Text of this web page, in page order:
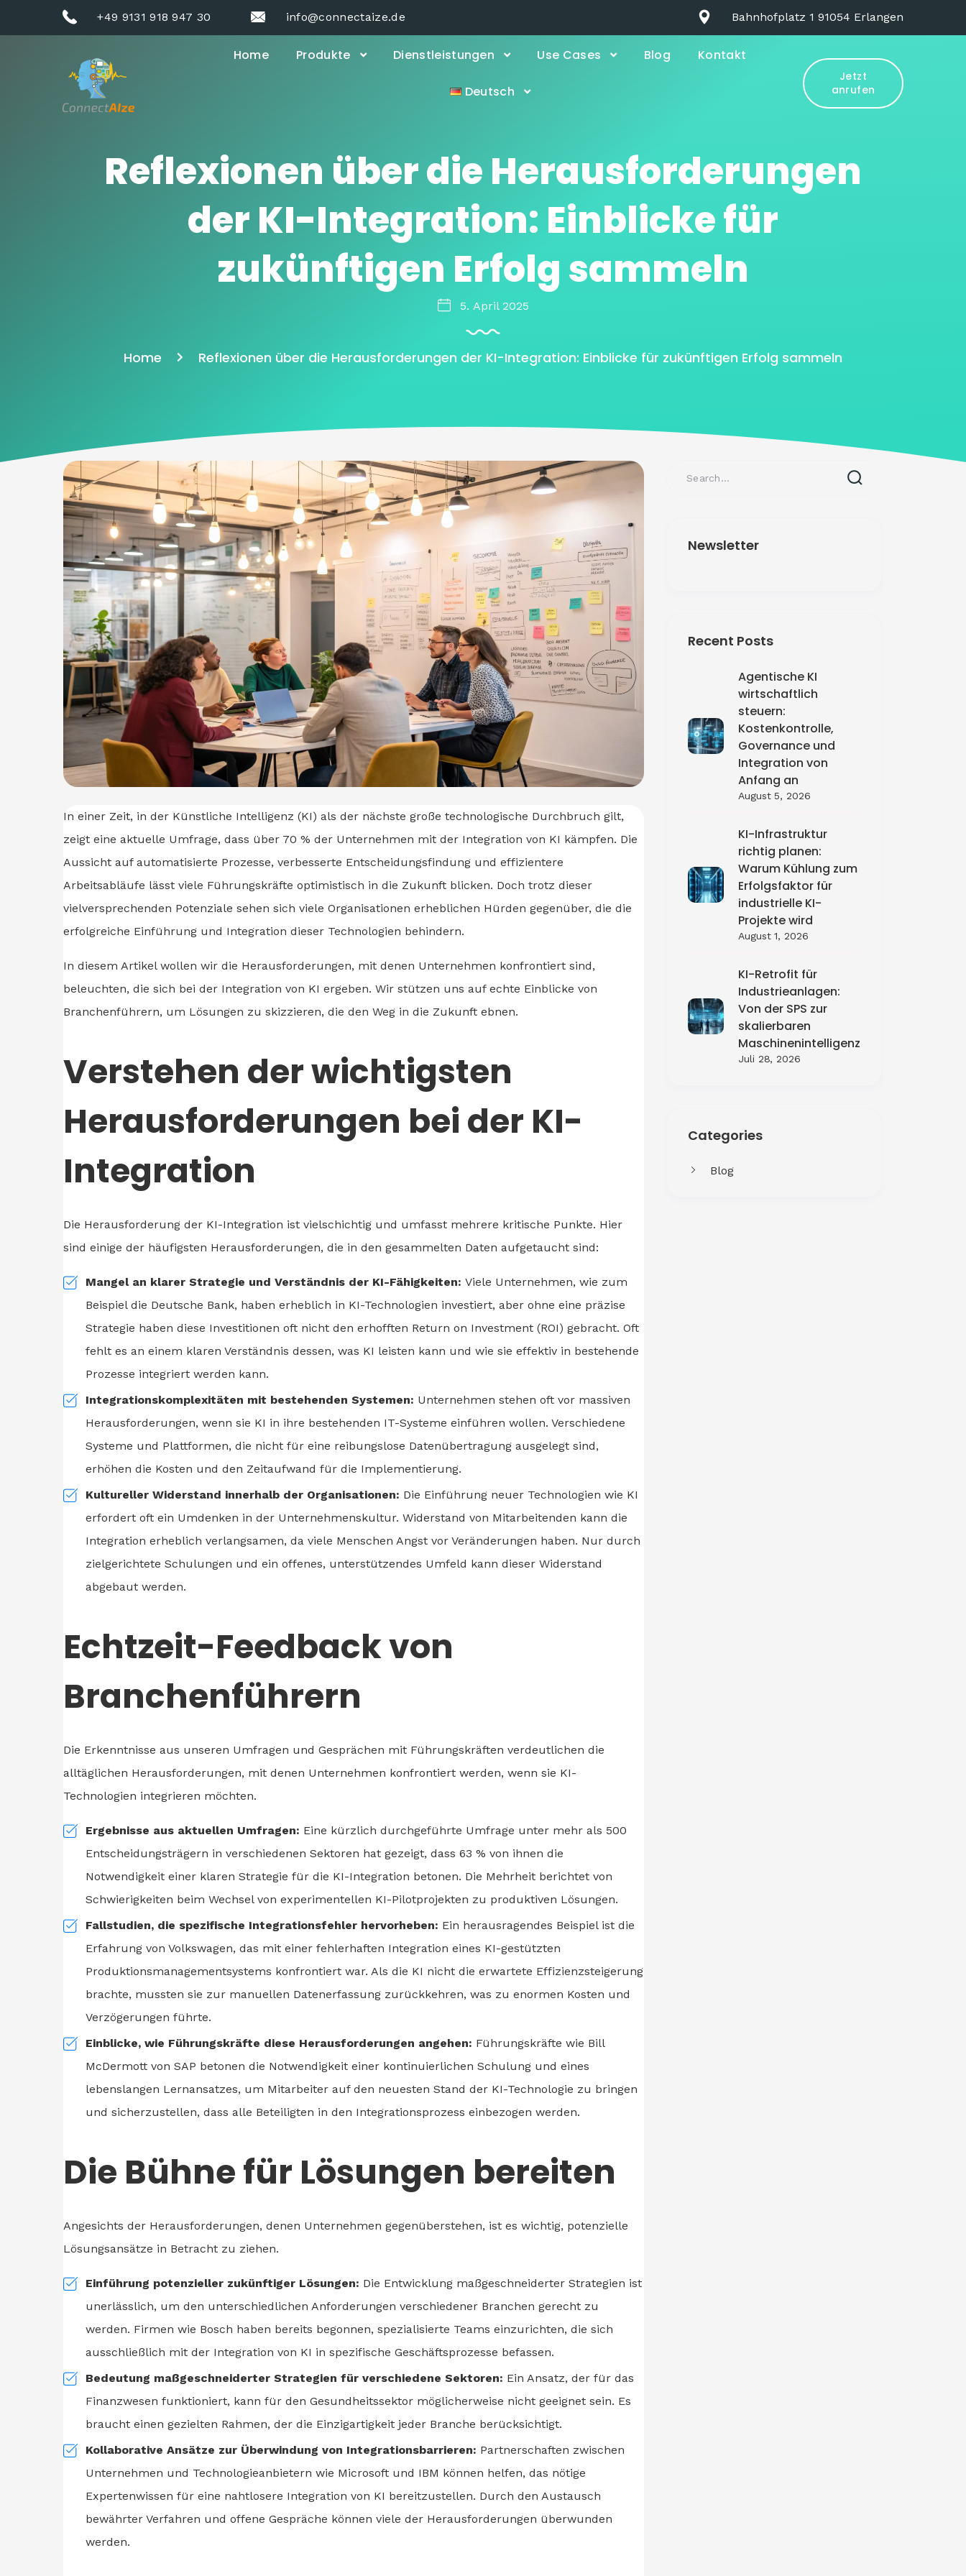
+49 9131 918 947 30 info@connectaize.de Bahnhofplatz 1 91054 Erlangen
Home Produkte Dienstleistungen Use Cases Blog Kontakt
Deutsch
Jetzt
anrufen
Reflexionen über die Herausforderungen
der KI-Integration: Einblicke für
zukünftigen Erfolg sammeln
5. April 2025
Home Reflexionen über die Herausforderungen der KI-Integration: Einblicke für zukünftigen Erfolg sammeln
Newsletter
Recent Posts
Agentische KI
wirtschaftlich
steuern:
Kostenkontrolle,
Governance und
Integration von
Anfang an
August 5, 2026
KI-Infrastruktur
richtig planen:
Warum Kühlung zum
Erfolgsfaktor für
industrielle KI-
Projekte wird
August 1, 2026
KI-Retrofit für
Industrieanlagen:
Von der SPS zur
skalierbaren
Maschinenintelligenz
Juli 28, 2026
Categories
Blog
In einer Zeit, in der Künstliche Intelligenz (KI) als der nächste große technologische Durchbruch gilt,
zeigt eine aktuelle Umfrage, dass über 70 % der Unternehmen mit der Integration von KI kämpfen. Die
Aussicht auf automatisierte Prozesse, verbesserte Entscheidungsfindung und effizientere
Arbeitsabläufe lässt viele Führungskräfte optimistisch in die Zukunft blicken. Doch trotz dieser
vielversprechenden Potenziale sehen sich viele Organisationen erheblichen Hürden gegenüber, die die
erfolgreiche Einführung und Integration dieser Technologien behindern.
In diesem Artikel wollen wir die Herausforderungen, mit denen Unternehmen konfrontiert sind,
beleuchten, die sich bei der Integration von KI ergeben. Wir stützen uns auf echte Einblicke von
Branchenführern, um Lösungen zu skizzieren, die den Weg in die Zukunft ebnen.
Verstehen der wichtigsten
Herausforderungen bei der KI-
Integration
Die Herausforderung der KI-Integration ist vielschichtig und umfasst mehrere kritische Punkte. Hier
sind einige der häufigsten Herausforderungen, die in den gesammelten Daten aufgetaucht sind:
Mangel an klarer Strategie und Verständnis der KI-Fähigkeiten: Viele Unternehmen, wie zum
Beispiel die Deutsche Bank, haben erheblich in KI-Technologien investiert, aber ohne eine präzise
Strategie haben diese Investitionen oft nicht den erhofften Return on Investment (ROI) gebracht. Oft
fehlt es an einem klaren Verständnis dessen, was KI leisten kann und wie sie effektiv in bestehende
Prozesse integriert werden kann.
Integrationskomplexitäten mit bestehenden Systemen: Unternehmen stehen oft vor massiven
Herausforderungen, wenn sie KI in ihre bestehenden IT-Systeme einführen wollen. Verschiedene
Systeme und Plattformen, die nicht für eine reibungslose Datenübertragung ausgelegt sind,
erhöhen die Kosten und den Zeitaufwand für die Implementierung.
Kultureller Widerstand innerhalb der Organisationen: Die Einführung neuer Technologien wie KI
erfordert oft ein Umdenken in der Unternehmenskultur. Widerstand von Mitarbeitenden kann die
Integration erheblich verlangsamen, da viele Menschen Angst vor Veränderungen haben. Nur durch
zielgerichtete Schulungen und ein offenes, unterstützendes Umfeld kann dieser Widerstand
abgebaut werden.
Echtzeit-Feedback von
Branchenführern
Die Erkenntnisse aus unseren Umfragen und Gesprächen mit Führungskräften verdeutlichen die
alltäglichen Herausforderungen, mit denen Unternehmen konfrontiert werden, wenn sie KI-
Technologien integrieren möchten.
Ergebnisse aus aktuellen Umfragen: Eine kürzlich durchgeführte Umfrage unter mehr als 500
Entscheidungsträgern in verschiedenen Sektoren hat gezeigt, dass 63 % von ihnen die
Notwendigkeit einer klaren Strategie für die KI-Integration betonen. Die Mehrheit berichtet von
Schwierigkeiten beim Wechsel von experimentellen KI-Pilotprojekten zu produktiven Lösungen.
Fallstudien, die spezifische Integrationsfehler hervorheben: Ein herausragendes Beispiel ist die
Erfahrung von Volkswagen, das mit einer fehlerhaften Integration eines KI-gestützten
Produktionsmanagementsystems konfrontiert war. Als die KI nicht die erwartete Effizienzsteigerung
brachte, mussten sie zur manuellen Datenerfassung zurückkehren, was zu enormen Kosten und
Verzögerungen führte.
Einblicke, wie Führungskräfte diese Herausforderungen angehen: Führungskräfte wie Bill
McDermott von SAP betonen die Notwendigkeit einer kontinuierlichen Schulung und eines
lebenslangen Lernansatzes, um Mitarbeiter auf den neuesten Stand der KI-Technologie zu bringen
und sicherzustellen, dass alle Beteiligten in den Integrationsprozess einbezogen werden.
Die Bühne für Lösungen bereiten
Angesichts der Herausforderungen, denen Unternehmen gegenüberstehen, ist es wichtig, potenzielle
Lösungsansätze in Betracht zu ziehen.
Einführung potenzieller zukünftiger Lösungen: Die Entwicklung maßgeschneiderter Strategien ist
unerlässlich, um den unterschiedlichen Anforderungen verschiedener Branchen gerecht zu
werden. Firmen wie Bosch haben bereits begonnen, spezialisierte Teams einzurichten, die sich
ausschließlich mit der Integration von KI in spezifische Geschäftsprozesse befassen.
Bedeutung maßgeschneiderter Strategien für verschiedene Sektoren: Ein Ansatz, der für das
Finanzwesen funktioniert, kann für den Gesundheitssektor möglicherweise nicht geeignet sein. Es
braucht einen gezielten Rahmen, der die Einzigartigkeit jeder Branche berücksichtigt.
Kollaborative Ansätze zur Überwindung von Integrationsbarrieren: Partnerschaften zwischen
Unternehmen und Technologieanbietern wie Microsoft und IBM können helfen, das nötige
Expertenwissen für eine nahtlosere Integration von KI bereitzustellen. Durch den Austausch
bewährter Verfahren und offene Gespräche können viele der Herausforderungen überwunden
werden.